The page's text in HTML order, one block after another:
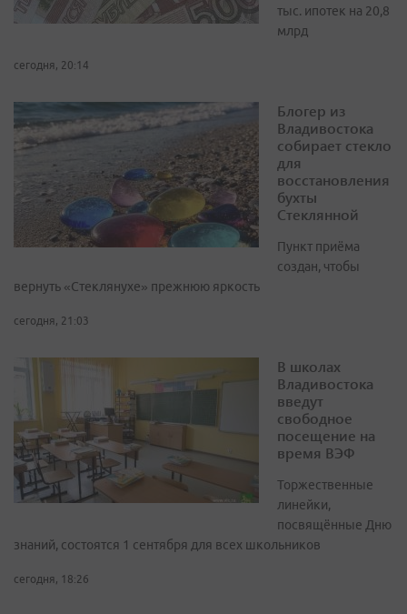
тыс. ипотек на 20,8
млрд
сегодня, 20:14
Блогер из
Владивостока
собирает стекло
для
восстановления
бухты
Стеклянной
Пункт приёма
создан, чтобы
вернуть «Стеклянухе» прежнюю яркость
сегодня, 21:03
В школах
Владивостока
введут
свободное
посещение на
время ВЭФ
Торжественные
линейки,
посвящённые Дню
знаний, состоятся 1 сентября для всех школьников
сегодня, 18:26